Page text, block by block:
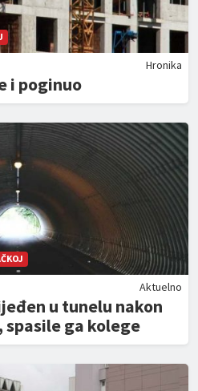
Hronika
i poginuo
Aktuelno
u tunelu nakon
ga kolege